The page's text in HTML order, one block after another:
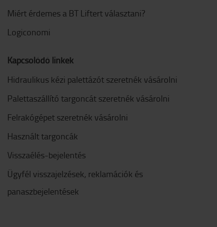
Miért érdemes a BT Liftert választani?
Logiconomi
Kapcsolódó linkek
Hidraulikus kézi palettázót szeretnék vásárolni
Palettaszállító targoncát szeretnék vásárolni
Felrakógépet szeretnék vásárolni
Használt targoncák
Visszaélés-bejelentés
Ügyfél visszajelzések, reklamációk és
panaszbejelentések